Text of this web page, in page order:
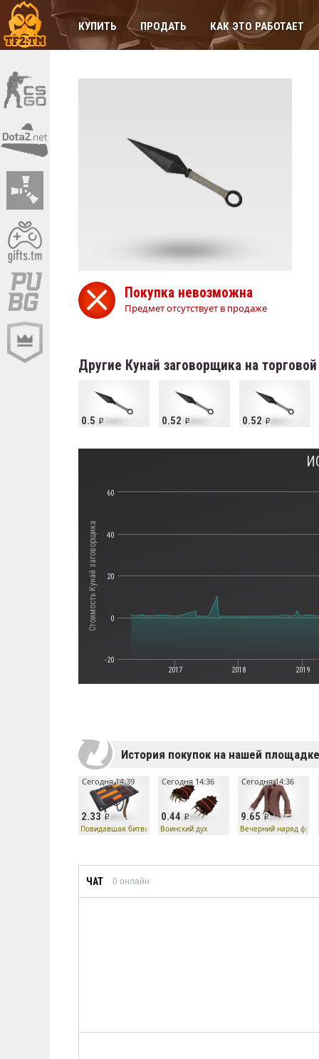
КУПИТЬ ПРОДАТЬ КАК ЭТО РАБОТАЕТ
Покупка невозможна
Предмет отсутствует в продаже
Другие Кунай заговорщика на
0.5 0.52 0.52
Стоимость Кунай заговорщика
2017 2018 2019
-20
0
20
40
60
История покупок на нашей площадке
2.33
Сегодня 14:39
Повидавшая битвы KB-808 робота
0.44
Сегодня 14:36
Воинский дух
9.65
Сегодня 14:36
Вечерний наряд
ЧАТ 0 онлайн